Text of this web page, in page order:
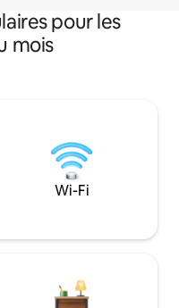
pour les
mois
Wi-Fi